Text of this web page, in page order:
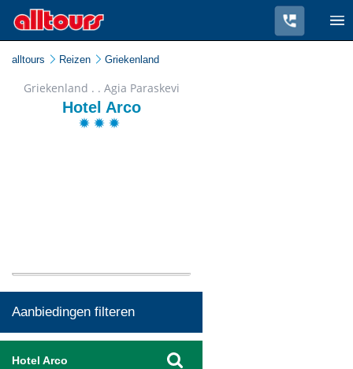
alltours Reizen Griekenland
Griekenland . . Agia Paraskevi
Hotel Arco
Aanbiedingen filteren
Hotel Arco